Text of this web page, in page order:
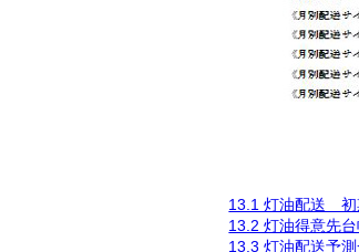
13.1 灯油配送 初
13.2 灯油得意先
13.3 灯油配送予